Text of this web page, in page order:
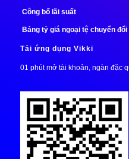
Công bố lãi suất
Bảng tỷ giá ngoại tệ chuyển đổi
Tải ứng dụng Vikki
01 phút mở tài khoản, ngàn đặc